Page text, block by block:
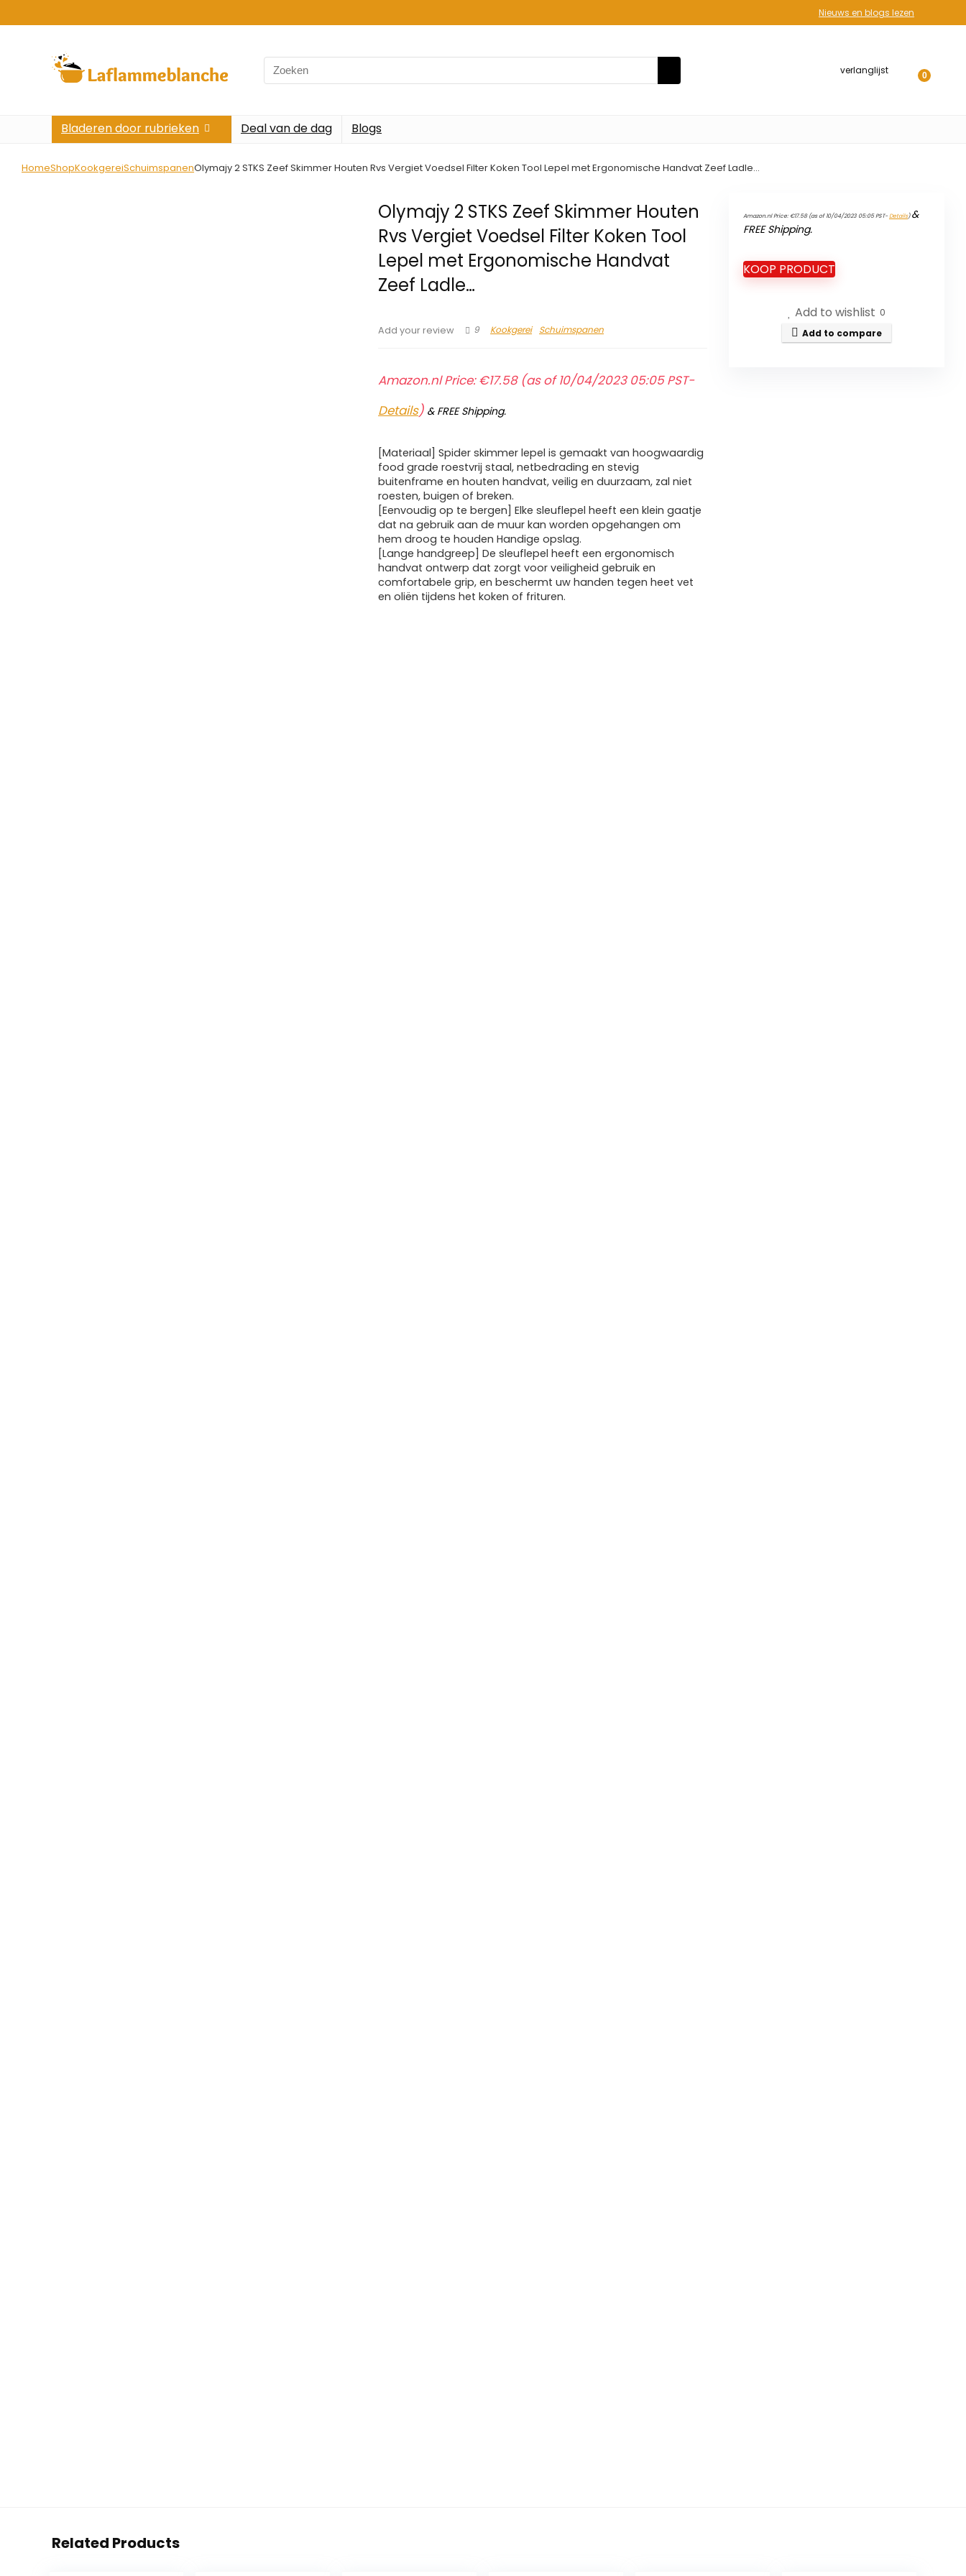
Nieuws en blogs lezen
Search
for:
verlanglijst 0
Bladeren door rubrieken Deal van de dag Blogs
HomeShopKookgereiSchuimspanenOlymajy 2 STKS Zeef Skimmer Houten Rvs Vergiet Voedsel Filter Koken Tool Lepel met Ergonomische Handvat Zeef Ladle…
Olymajy 2 STKS Zeef Skimmer Houten
Rvs Vergiet Voedsel Filter Koken Tool
Lepel met Ergonomische Handvat
Zeef Ladle…
Add your review 9 Kookgerei Schuimspanen
Amazon.nl Price:€17.58(as of 10/04/2023 05:05 PST-
Details) & FREE Shipping.
[Materiaal] Spider skimmer lepel is gemaakt van hoogwaardig
food grade roestvrij staal, netbedrading en stevig
buitenframe en houten handvat, veilig en duurzaam, zal niet
roesten, buigen of breken.
[Eenvoudig op te bergen] Elke sleuflepel heeft een klein gaatje
dat na gebruik aan de muur kan worden opgehangen om
hem droog te houden Handige opslag.
[Lange handgreep] De sleuflepel heeft een ergonomisch
handvat ontwerp dat zorgt voor veiligheid gebruik en
comfortabele grip, en beschermt uw handen tegen heet vet
en oliën tijdens het koken of frituren.
Amazon.nl Price: €17.58(as of 10/04/2023 05:05 PST-Details)&
FREE Shipping.
KOOP PRODUCT
Add to wishlist 0
Add to compare
Related Products